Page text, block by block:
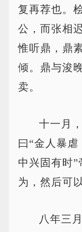
复再荐也。
公，而张相
惟听鼎，鼎
倾。鼎与浚
卖。
十一月
曰“金人暴虐
中兴固有时
为，然后可
八年三